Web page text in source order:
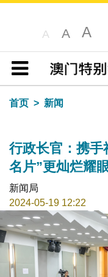
A A A
目录
首页
新闻
行政长官：携手
名片”更灿烂耀
新闻局
2024-05-19 12:22